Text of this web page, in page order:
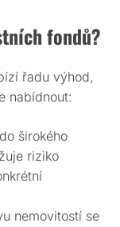
fondů?
řadu výhod,
nabídnout:
širokého
riziko
nemovitostí se